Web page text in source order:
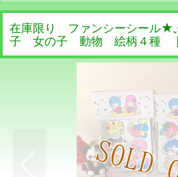
在庫限り ファンシーシール★
子 女の子 動物 絵柄４種